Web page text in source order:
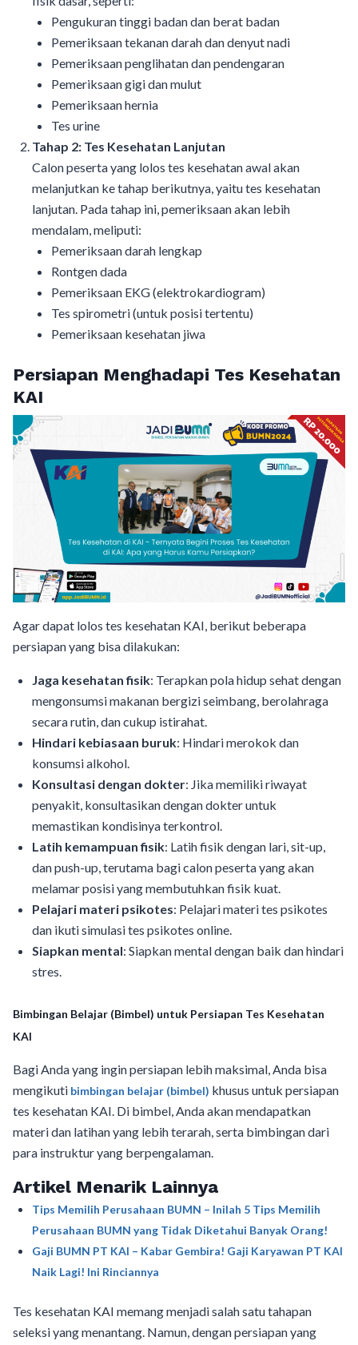
Pengukuran tinggi badan dan berat badan
Pemeriksaan tekanan darah dan denyut nadi
Pemeriksaan penglihatan dan pendengaran
Pemeriksaan gigi dan mulut
Pemeriksaan hernia
Tes urine
Tahap 2: Tes Kesehatan Lanjutan
Calon peserta yang lolos tes kesehatan awal akan
melanjutkan ke tahap berikutnya, yaitu tes kesehatan
lanjutan. Pada tahap ini, pemeriksaan akan lebih
mendalam, meliputi:
Pemeriksaan darah lengkap
Rontgen dada
Pemeriksaan EKG (elektrokardiogram)
Tes spirometri (untuk posisi tertentu)
Pemeriksaan kesehatan jiwa
Persiapan Menghadapi Tes Kesehatan
KAI
Agar dapat lolos tes kesehatan KAI, berikut beberapa
persiapan yang bisa dilakukan:
Jaga kesehatan fisik: Terapkan pola hidup sehat dengan
mengonsumsi makanan bergizi seimbang, berolahraga
secara rutin, dan cukup istirahat.
Hindari kebiasaan buruk: Hindari merokok dan
konsumsi alkohol.
Konsultasi dengan dokter: Jika memiliki riwayat
penyakit, konsultasikan dengan dokter untuk
memastikan kondisinya terkontrol.
Latih kemampuan fisik: Latih fisik dengan lari, sit-up,
dan push-up, terutama bagi calon peserta yang akan
melamar posisi yang membutuhkan fisik kuat.
Pelajari materi psikotes: Pelajari materi tes psikotes
dan ikuti simulasi tes psikotes online.
Siapkan mental: Siapkan mental dengan baik dan hindari
stres.
Bimbingan Belajar (Bimbel) untuk Persiapan Tes Kesehatan
KAI
Bagi Anda yang ingin persiapan lebih maksimal, Anda bisa
mengikuti bimbingan belajar (bimbel) khusus untuk persiapan
tes kesehatan KAI. Di bimbel, Anda akan mendapatkan
materi dan latihan yang lebih terarah, serta bimbingan dari
para instruktur yang berpengalaman.
Artikel Menarik Lainnya
Tips Memilih Perusahaan BUMN – Inilah 5 Tips Memilih
Perusahaan BUMN yang Tidak Diketahui Banyak Orang!
Gaji BUMN PT KAI – Kabar Gembira! Gaji Karyawan PT KAI
Naik Lagi! Ini Rinciannya
Tes kesehatan KAI memang menjadi salah satu tahapan
seleksi yang menantang. Namun, dengan persiapan yang